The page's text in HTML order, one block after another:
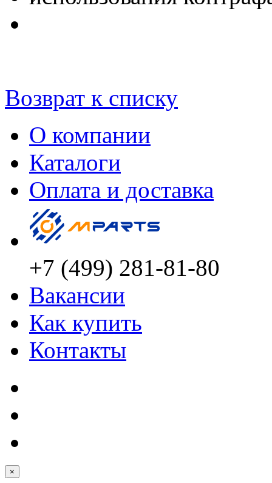
Возврат к списку
О компании
Каталоги
Оплата и доставка
+7 (499) 281-81-80
Вакансии
Как купить
Контакты
×